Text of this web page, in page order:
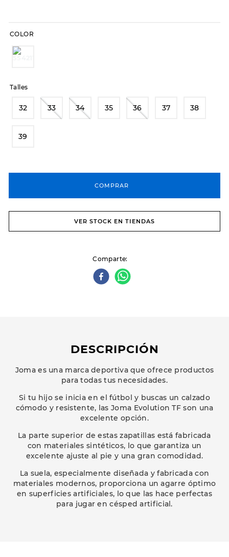
COLOR
Talles
32 33 34 35 36 37 38
39
COMPRAR
VER STOCK EN TIENDAS
Comparte
DESCRIPCIÓN
Joma es una marca deportiva que ofrece productos
para todas tus necesidades.
Si tu hijo se inicia en el fútbol y buscas un calzado
cómodo y resistente, las Joma Evolution TF son una
excelente opción.
La parte superior de estas zapatillas está fabricada
con materiales sintéticos, lo que garantiza un
excelente ajuste al pie y una gran comodidad.
La suela, especialmente diseñada y fabricada con
materiales modernos, proporciona un agarre óptimo
en superficies artificiales, lo que las hace perfectas
para jugar en césped artificial.